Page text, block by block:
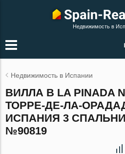
Недвижимость в
Недвижимость в Испании
ВИЛЛА В LA PINADA
ТОРРЕ-ДЕ-ЛА-
ИСПАНИЯ 3
№90819